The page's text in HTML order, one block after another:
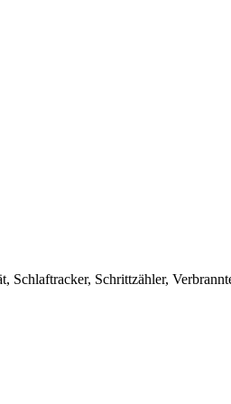
Schlaftracker, Schrittzähler,